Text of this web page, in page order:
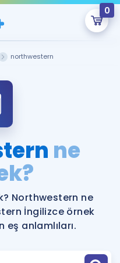
0
Boş.
onlarca eğitim seni
Gramer
northwestern
ne
Northwestern ne
İngilizce örnek
anlamlıları.